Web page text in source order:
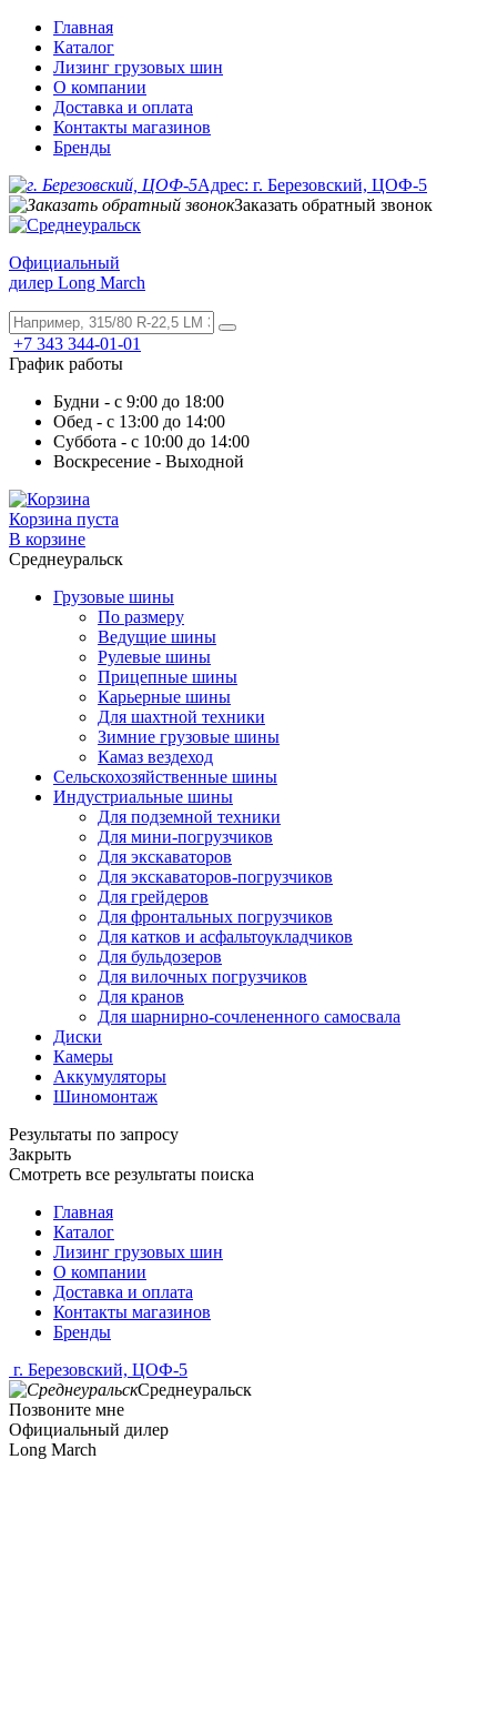
Главная
Каталог
Лизинг грузовых шин
О компании
Доставка и оплата
Контакты магазинов
Бренды
Адрес: г. Березовский, ЦОФ-5
Заказать обратный звонок
Официальный
дилер Long March
+7 343 344-01-01
График работы
Будни - с 9:00 до 18:00
Обед - с 13:00 до 14:00
Суббота - с 10:00 до 14:00
Воскресение - Выходной
Корзина пуста
В корзине
Среднеуральск
Грузовые шины
По размеру
Ведущие шины
Рулевые шины
Прицепные шины
Карьерные шины
Для шахтной техники
Зимние грузовые шины
Камаз вездеход
Сельскохозяйственные шины
Индустриальные шины
Для подземной техники
Для мини-погрузчиков
Для экскаваторов
Для экскаваторов-погрузчиков
Для грейдеров
Для фронтальных погрузчиков
Для катков и асфальтоукладчиков
Для бульдозеров
Для вилочных погрузчиков
Для кранов
Для шарнирно-сочлененного самосвала
Диски
Камеры
Аккумуляторы
Шиномонтаж
Результаты по запросу
Закрыть
Смотреть все результаты поиска
Главная
Каталог
Лизинг грузовых шин
О компании
Доставка и оплата
Контакты магазинов
Бренды
г. Березовский, ЦОФ-5
Среднеуральск
Позвоните мне
Официальный дилер
Long March